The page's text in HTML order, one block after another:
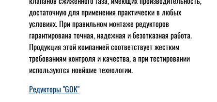
достаточную для применения практически в любых
условиях. При правильном монтаже редукторов
гарантирована точная, надежная и безотказная работа.
Продукция этой компанией соответствует жестким
требованиям контроля и качества, а при тестировании
используются новйшие технологии.
Редукторы "GOK"